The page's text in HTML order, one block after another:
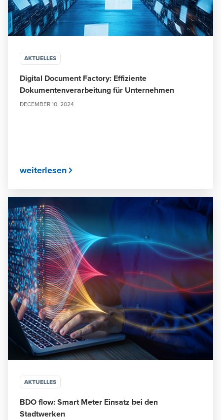
AKTUELLES
Digital Document Factory: Effiziente
Dokumentenverarbeitung für Unternehmen
DECEMBER 10, 2024
weiterlesen
AKTUELLES
BDO flow: Smart Meter Einsatz bei den
Stadtwerken